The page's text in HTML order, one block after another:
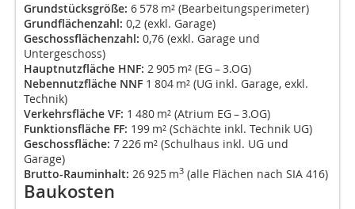
Grundstücksgröße: 6 578 m² (Bearbeitungsperimeter)
Grundflächenzahl: 0,2 (exkl. Garage)
Geschossflächenzahl: 0,76 (exkl. Garage und
Untergeschoss)
Hauptnutzfläche HNF: 2 905 m² (EG – 3.OG)
Nebennutzfläche NNF 1 804 m² (UG inkl. Garage, exkl.
Technik)
Verkehrsfläche VF: 1 480 m² (Atrium EG – 3.OG)
Funktionsfläche FF: 199 m² (Schächte inkl. Technik UG)
Geschossfläche: 7 226 m² (Schulhaus inkl. UG und
Garage)
Brutto-Rauminhalt: 26 925 m3 (alle Flächen nach SIA 416)
Baukosten